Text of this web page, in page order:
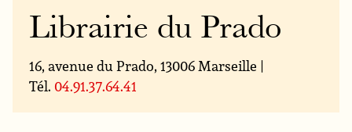
Librairie du Prado
16, avenue du Prado, 13006 Marseille |
Tél. 04.91.37.64.41